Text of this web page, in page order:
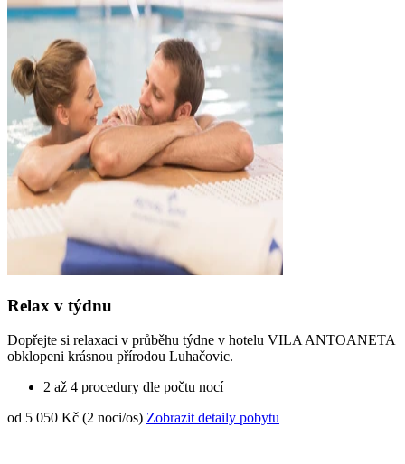
Relax v týdnu
Dopřejte si relaxaci v průběhu týdne v hotelu VILA ANTOANETA
obklopeni krásnou přírodou Luhačovic.
2 až 4 procedury dle počtu nocí
od 5 050 Kč (2 noci/os) Zobrazit detaily pobytu